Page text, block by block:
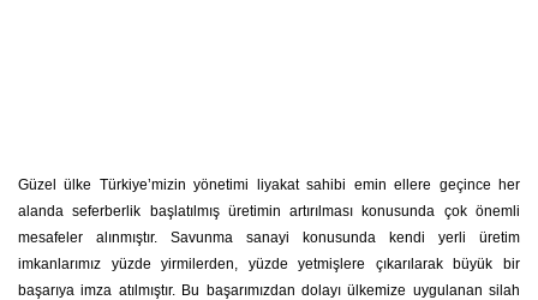
Güzel ülke Türkiye’mizin yönetimi liyakat sahibi emin ellere geçince her
alanda seferberlik başlatılmış üretimin artırılması konusunda çok önemli
mesafeler alınmıştır. Savunma sanayi konusunda kendi yerli üretim
imkanlarımız yüzde yirmilerden, yüzde yetmişlere çıkarılarak büyük bir
başarıya imza atılmıştır. Bu başarımızdan dolayı ülkemize uygulanan silah